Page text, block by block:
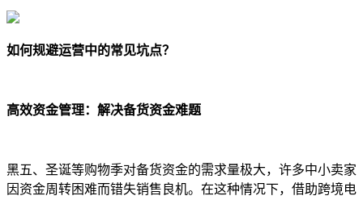
如何规避运营中的常见坑点？
高效资金管理：解决备货资金难题
黑五、圣诞等购物季对备货资金的需求量极大，许多中小卖家
因资金周转困难而错失销售良机。在这种情况下，借助跨境电